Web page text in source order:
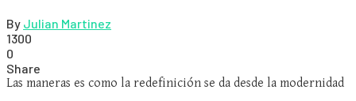
By Julian Martinez
1300
0
Share
Las maneras es como la redefinición se da desde la modernidad